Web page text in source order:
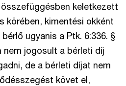
keletkezett
körében, kimentési okként
ugyanis a Ptk. 6:336. §
nem jogosult a bérleti díj
de a bérleti díjat nem
követ el,